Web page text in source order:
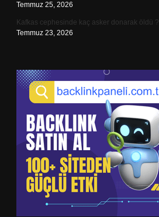
Temmuz 25, 2026
Kafkas cephesinde kaç asker donarak öldü ?
Temmuz 23, 2026